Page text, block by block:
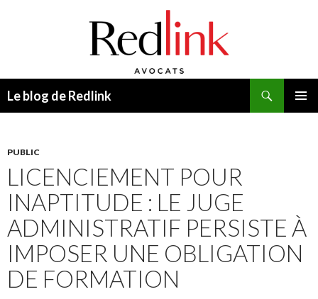
Le blog de Redlink
PUBLIC
LICENCIEMENT POUR
INAPTITUDE : LE JUGE
ADMINISTRATIF PERSISTE À
IMPOSER UNE OBLIGATION
DE FORMATION